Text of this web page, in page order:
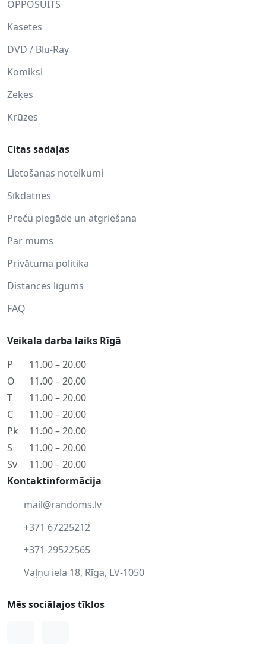
OPPOSUITS
Kasetes
DVD / Blu-Ray
Komiksi
Zeķes
Krūzes
Citas sadaļas
Lietošanas noteikumi
Sīkdatnes
Preču piegāde un atgriešana
Par mums
Privātuma politika
Distances līgums
FAQ
Veikala darba laiks Rīgā
P
11.00 – 20.00
O
11.00 – 20.00
T
11.00 – 20.00
C
11.00 – 20.00
Pk
11.00 – 20.00
S
11.00 – 20.00
Sv
11.00 – 20.00
Kontaktinformācija
mail@randoms.lv
+371 67225212
+371 29522565
Vaļņu iela 18, Rīga, LV-1050
Mēs sociālajos tīklos